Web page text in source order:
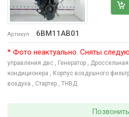
Артикул 6BM11AB01
* Фото неактуально. Сняты
управления двс
, Генератор ,
кондиционера
, Корпус воздушного
воздуха
, Стартер , ТНВД
Позвонить